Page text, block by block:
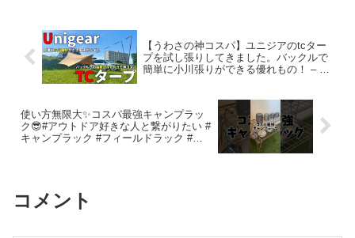
【うわさの神コスパ】ユニジアのtcター
プを試し張りしてきました。バックルで
簡単に小川張りができる優れもの！ – 週
使い方無限大✨コスパ最強キャンプラッ
ク😎#アウトドア好きな人と繋がりたい #
キャンプラック #フィールドラック #キ
コメント